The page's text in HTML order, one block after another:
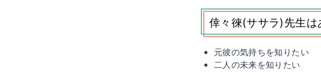
倖々徠(ササラ)先生は
元彼の気持ちを知りたい
二人の未来を知りたい